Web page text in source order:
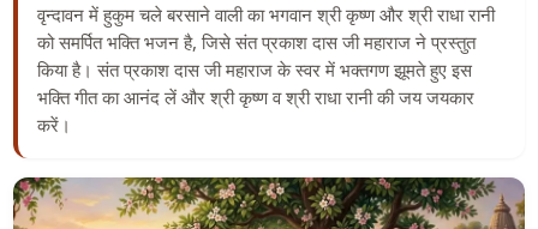
वृन्दावन में हुकुम चले बरसाने वाली का भगवान श्री कृष्ण और श्री राधा रानी
को समर्पित भक्ति भजन है, जिसे संत प्रकाश दास जी महाराज ने प्रस्तुत
किया है। संत प्रकाश दास जी महाराज के स्वर में भक्तगण झूमते हुए इस
भक्ति गीत का आनंद लें और श्री कृष्ण व श्री राधा रानी की जय जयकार
करें।